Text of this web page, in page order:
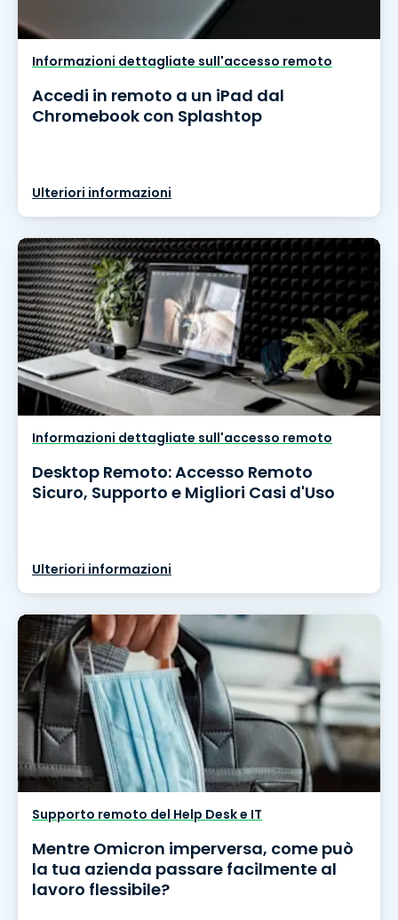
Informazioni dettagliate sull'accesso remoto
Accedi in remoto a un iPad dal
Chromebook con Splashtop
Ulteriori informazioni
Informazioni dettagliate sull'accesso remoto
Desktop Remoto: Accesso Remoto
Sicuro, Supporto e Migliori Casi d'Uso
Ulteriori informazioni
Supporto remoto del Help Desk e IT
Mentre Omicron imperversa, come può
la tua azienda passare facilmente al
lavoro flessibile?